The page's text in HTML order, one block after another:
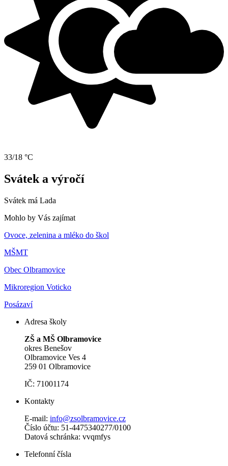
33/18 °C
Svátek a výročí
Svátek má Lada
Mohlo by Vás zajímat
Ovoce, zelenina a mléko do škol
MŠMT
Obec Olbramovice
Mikroregion Voticko
Posázaví
Adresa školy
ZŠ a MŠ Olbramovice
okres Benešov
Olbramovice Ves 4
259 01 Olbramovice
IČ: 71001174
Kontakty
E-mail: info@zsolbramovice.cz
Číslo účtu: 51-4475340277/0100
Datová schránka: vvqmfys
Telefonní čísla